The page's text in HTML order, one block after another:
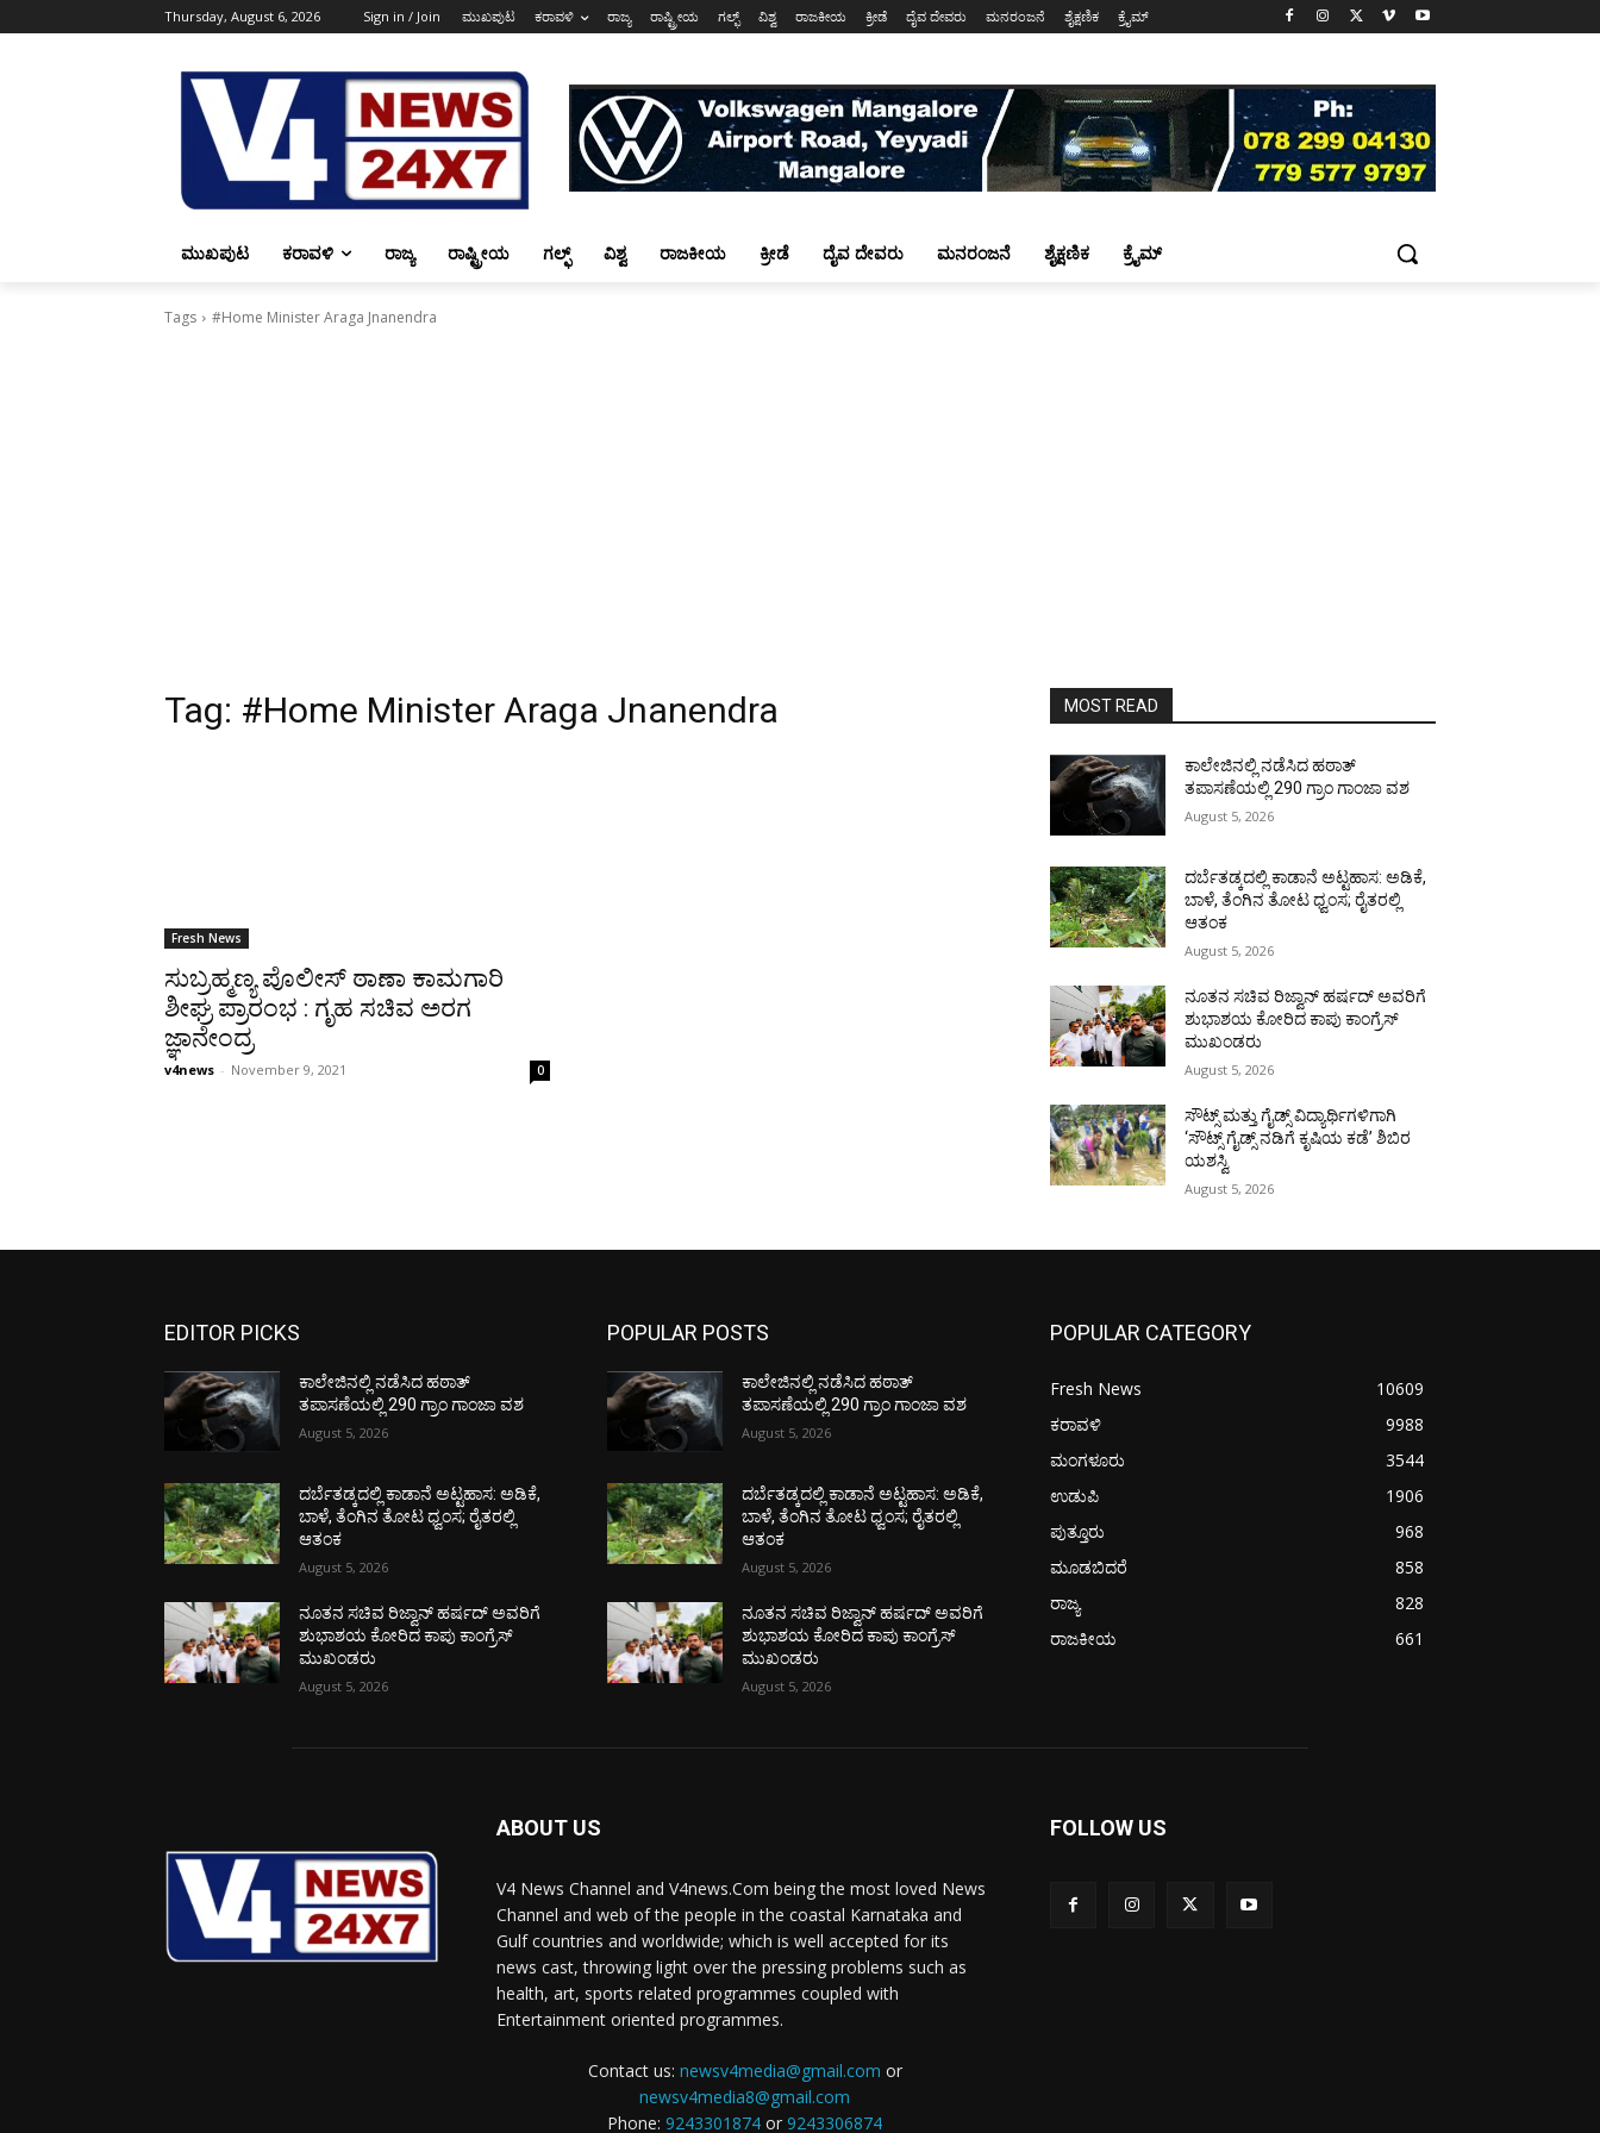
Thursday, August 6, 2026 Sign in / Join ಮುಖಪುಟ ಕರಾವಳಿ ರಾಜ್ಯ ರಾಷ್ಟ್ರೀಯ ಗಲ್ಫ್ ವಿಶ್ವ ರಾಜಕೀಯ ಕ್ರೀಡೆ ದೈವ ದೇವರು ಮನರಂಜನೆ ಶೈಕ್ಷಣಿಕ ಕ್ರೈಮ್
ಮುಖಪುಟ ಕರಾವಳಿ ರಾಜ್ಯ ರಾಷ್ಟ್ರೀಯ ಗಲ್ಫ್ ವಿಶ್ವ ರಾಜಕೀಯ ಕ್ರೀಡೆ ದೈವ ದೇವರು ಮನರಂಜನೆ ಶೈಕ್ಷಣಿಕ ಕ್ರೈಮ್
Tags #Home Minister Araga Jnanendra
Tag: #Home Minister Araga Jnanendra
Fresh News
ಸುಬ್ರಹ್ಮಣ್ಯ ಪೊಲೀಸ್ ಠಾಣಾ ಕಾಮಗಾರಿ
ಶೀಘ್ರ ಪ್ರಾರಂಭ : ಗೃಹ ಸಚಿವ ಅರಗ
ಜ್ಞಾನೇಂದ್ರ
v4news - November 9, 2021 0
MOST READ
ಕಾಲೇಜಿನಲ್ಲಿ ನಡೆಸಿದ ಹಠಾತ್
ತಪಾಸಣೆಯಲ್ಲಿ 290 ಗ್ರಾಂ ಗಾಂಜಾ ವಶ
August 5, 2026
ದರ್ಬೆತಡ್ಕದಲ್ಲಿ ಕಾಡಾನೆ ಅಟ್ಟಹಾಸ: ಅಡಿಕೆ,
ಬಾಳೆ, ತೆಂಗಿನ ತೋಟ ಧ್ವಂಸ; ರೈತರಲ್ಲಿ
ಆತಂಕ
August 5, 2026
ನೂತನ ಸಚಿವ ರಿಜ್ವಾನ್ ಹರ್ಷದ್ ಅವರಿಗೆ
ಶುಭಾಶಯ ಕೋರಿದ ಕಾಪು ಕಾಂಗ್ರೆಸ್
ಮುಖಂಡರು
August 5, 2026
ಸೌಟ್ಸ್ ಮತ್ತು ಗೈಡ್ಸ್ ವಿದ್ಯಾರ್ಥಿಗಳಿಗಾಗಿ
‘ಸೌಟ್ಸ್ ಗೈಡ್ಸ್ ನಡಿಗೆ ಕೃಷಿಯ ಕಡೆ’ ಶಿಬಿರ
ಯಶಸ್ವಿ
August 5, 2026
EDITOR PICKS
ಕಾಲೇಜಿನಲ್ಲಿ ನಡೆಸಿದ ಹಠಾತ್
ತಪಾಸಣೆಯಲ್ಲಿ 290 ಗ್ರಾಂ ಗಾಂಜಾ ವಶ
August 5, 2026
ದರ್ಬೆತಡ್ಕದಲ್ಲಿ ಕಾಡಾನೆ ಅಟ್ಟಹಾಸ: ಅಡಿಕೆ,
ಬಾಳೆ, ತೆಂಗಿನ ತೋಟ ಧ್ವಂಸ; ರೈತರಲ್ಲಿ
ಆತಂಕ
August 5, 2026
ನೂತನ ಸಚಿವ ರಿಜ್ವಾನ್ ಹರ್ಷದ್ ಅವರಿಗೆ
ಶುಭಾಶಯ ಕೋರಿದ ಕಾಪು ಕಾಂಗ್ರೆಸ್
ಮುಖಂಡರು
August 5, 2026
POPULAR POSTS
ಕಾಲೇಜಿನಲ್ಲಿ ನಡೆಸಿದ ಹಠಾತ್
ತಪಾಸಣೆಯಲ್ಲಿ 290 ಗ್ರಾಂ ಗಾಂಜಾ ವಶ
August 5, 2026
ದರ್ಬೆತಡ್ಕದಲ್ಲಿ ಕಾಡಾನೆ ಅಟ್ಟಹಾಸ: ಅಡಿಕೆ,
ಬಾಳೆ, ತೆಂಗಿನ ತೋಟ ಧ್ವಂಸ; ರೈತರಲ್ಲಿ
ಆತಂಕ
August 5, 2026
ನೂತನ ಸಚಿವ ರಿಜ್ವಾನ್ ಹರ್ಷದ್ ಅವರಿಗೆ
ಶುಭಾಶಯ ಕೋರಿದ ಕಾಪು ಕಾಂಗ್ರೆಸ್
ಮುಖಂಡರು
August 5, 2026
POPULAR CATEGORY
Fresh News
10609
ಕರಾವಳಿ
9988
ಮಂಗಳೂರು
3544
ಉಡುಪಿ
1906
ಪುತ್ತೂರು
968
ಮೂಡಬಿದರೆ
858
ರಾಜ್ಯ
828
ರಾಜಕೀಯ
661
ABOUT US
V4 News Channel and V4news.Com being the most loved News
Channel and web of the people in the coastal Karnataka and
Gulf countries and worldwide; which is well accepted for its
news cast, throwing light over the pressing problems such as
health, art, sports related programmes coupled with
Entertainment oriented programmes.
Contact us: newsv4media@gmail.com or
newsv4media8@gmail.com
Phone: 9243301874 or 9243306874
FOLLOW US